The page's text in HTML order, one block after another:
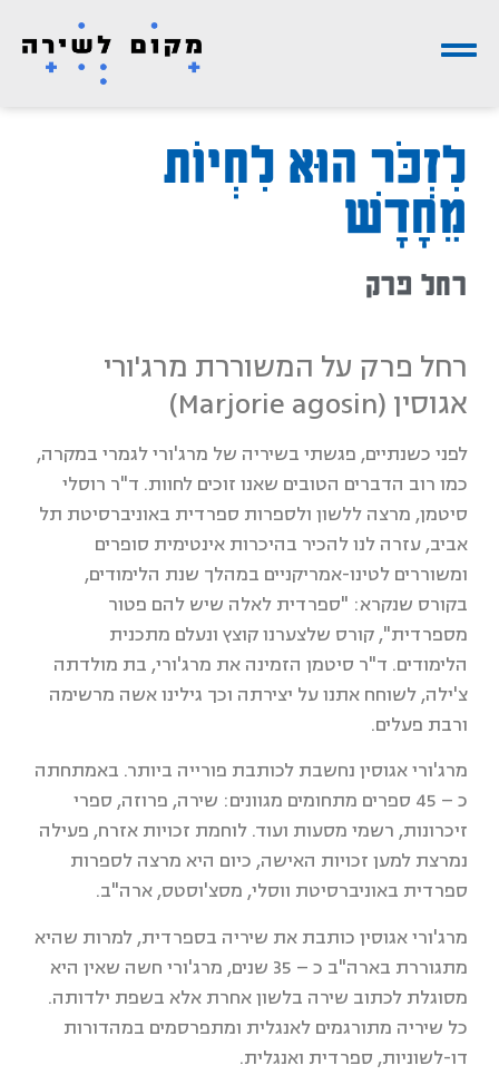
לִזְכֹּר הוּא לִחְיוֹת
מֵחָדָשׁ
רחל פרק
רחל פרק על המשוררת מרג'ורי
אגוסין (Marjorie agosin)
לפני כשנתיים, פגשתי בשיריה של מרג'ורי לגמרי במקרה,
כמו רוב הדברים הטובים שאנו זוכים לחוות. ד"ר רוסלי
סיטמן, מרצה ללשון ולספרות ספרדית באוניברסיטת תל
אביב, עזרה לנו להכיר בהיכרות אינטימית סופרים
ומשוררים לטינו-אמריקניים במהלך שנת הלימודים,
בקורס שנקרא: "ספרדית לאלה שיש להם פטור
מספרדית", קורס שלצערנו קוצץ ונעלם מתכנית
הלימודים. ד"ר סיטמן הזמינה את מרג'ורי, בת מולדתה
צ'ילה, לשוחח אתנו על יצירתה וכך גילינו אשה מרשימה
ורבת פעלים.
מרג'ורי אגוסין נחשבת לכותבת פורייה ביותר. באמתחתה
כ – 45 ספרים מתחומים מגוונים: שירה, פרוזה, ספרי
זיכרונות, רשמי מסעות ועוד. לוחמת זכויות אזרח, פעילה
נמרצת למען זכויות האישה, כיום היא מרצה לספרות
ספרדית באוניברסיטת ווסלי, מסצ'וסטס, ארה"ב.
מרג'ורי אגוסין כותבת את שיריה בספרדית, למרות שהיא
מתגוררת בארה"ב כ – 35 שנים, מרג'ורי חשה שאין היא
מסוגלת לכתוב שירה בלשון אחרת אלא בשפת ילדותה.
כל שיריה מתורגמים לאנגלית ומתפרסמים במהדורות
דו-לשוניות, ספרדית ואנגלית.